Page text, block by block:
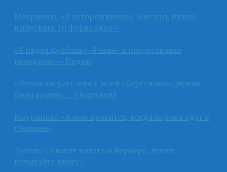
Моуринью: «Я осторожничаю? Мне что, нужно
выпускать 10 форвардов?»
«Я надел футболку «Реала» и почувствовал
неладное» — Педри
«Чтобы забрать мяч у моей «Барселоны», нужна
была армия» — Гвардиола
Моуринью: «А мне нравится, когда игроки едут в
сборные»
Тухель: «Хватит читать о Вернере, лучше
почитайте книгу»